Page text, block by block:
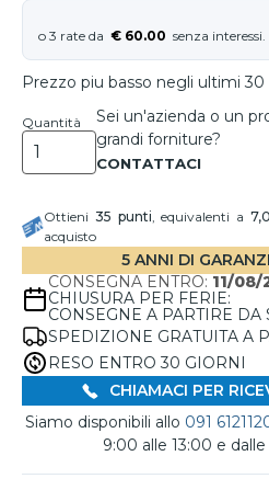
€ 60.00
Prezzo piu basso negli ultimi
Quantità
Sei un'azienda o un
grandi forniture?
Ottieni 35 punti, equivalenti a
acquisto
5 ANNI DI
CONSEGNA ENTRO: 11/08/
CHIUSURA PER FERIE:
CONSEGNE A PARTIRE DA
SPEDIZIONE GRATUITA A
RESO ENTRO 30 GIORNI
CHIAMACI PER
Siamo disponibili allo 091
9:00 alle 13:00 e